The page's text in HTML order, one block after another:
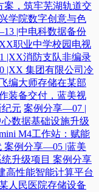
案，筑牢芜湖轨道交
学院数字创意与色
|中电科数据备份
职业中学校园电视
|XX消防支队非编录
|XX 集团有限公司冷
编大师存储在某部
装备交付，蓝美视
元 案例分享—07 |
数据基础设施升级
M4工作站：赋能
案例分享—05 |蓝美
升级项目​ 案例分享
高性能智能计算平台​
人民医院存储设备